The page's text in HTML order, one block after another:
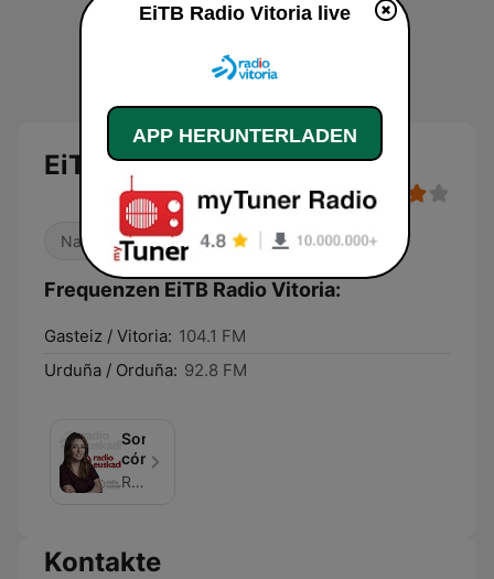
EiTB Radio Vitoria
Nachrichten Lokalradio
Frequenzen EiTB Radio Vitoria:
Gasteiz / Vitoria: 104.1 FM
Urduña / Orduña: 92.8 FM
Somos
cómplices
Radio Euskadi (EITB)
Kontakte
EiTB Radio Vitoria live
APP HERUNTERLADEN